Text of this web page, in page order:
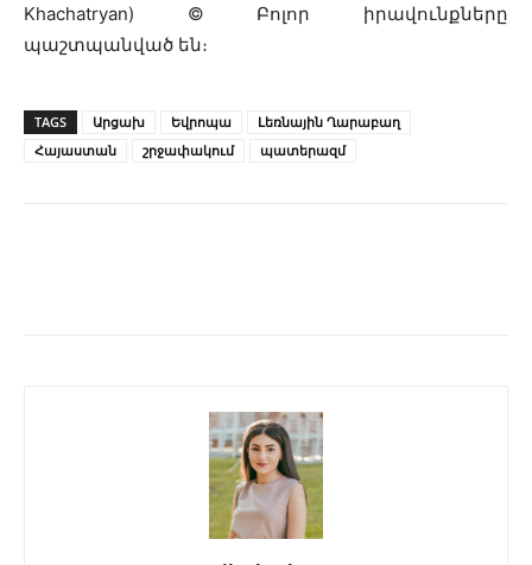
Khachatryan) © Բոլոր իրավունքները
պաշտպանված են։
TAGS Արցախ Եվրոպա
Լեռնային Ղարաբաղ
Հայաստան
շրջափակում պատերազմ